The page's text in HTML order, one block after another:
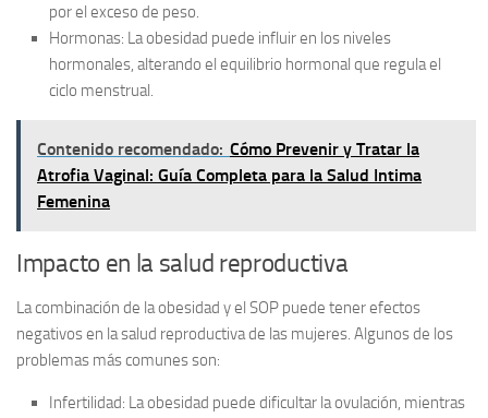
por el exceso de peso.
Hormonas: La obesidad puede influir en los niveles
hormonales, alterando el equilibrio hormonal que regula el
ciclo menstrual.
Contenido recomendado: Cómo Prevenir y Tratar la
Atrofia Vaginal: Guía Completa para la Salud Intima
Femenina
Impacto en la salud reproductiva
La combinación de la obesidad y el SOP puede tener efectos
negativos en la salud reproductiva de las mujeres. Algunos de los
problemas más comunes son:
Infertilidad: La obesidad puede dificultar la ovulación, mientras